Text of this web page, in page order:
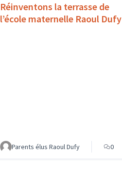
Réinventons la terrasse de
l’école maternelle Raoul Dufy
Parents élus Raoul Dufy 0